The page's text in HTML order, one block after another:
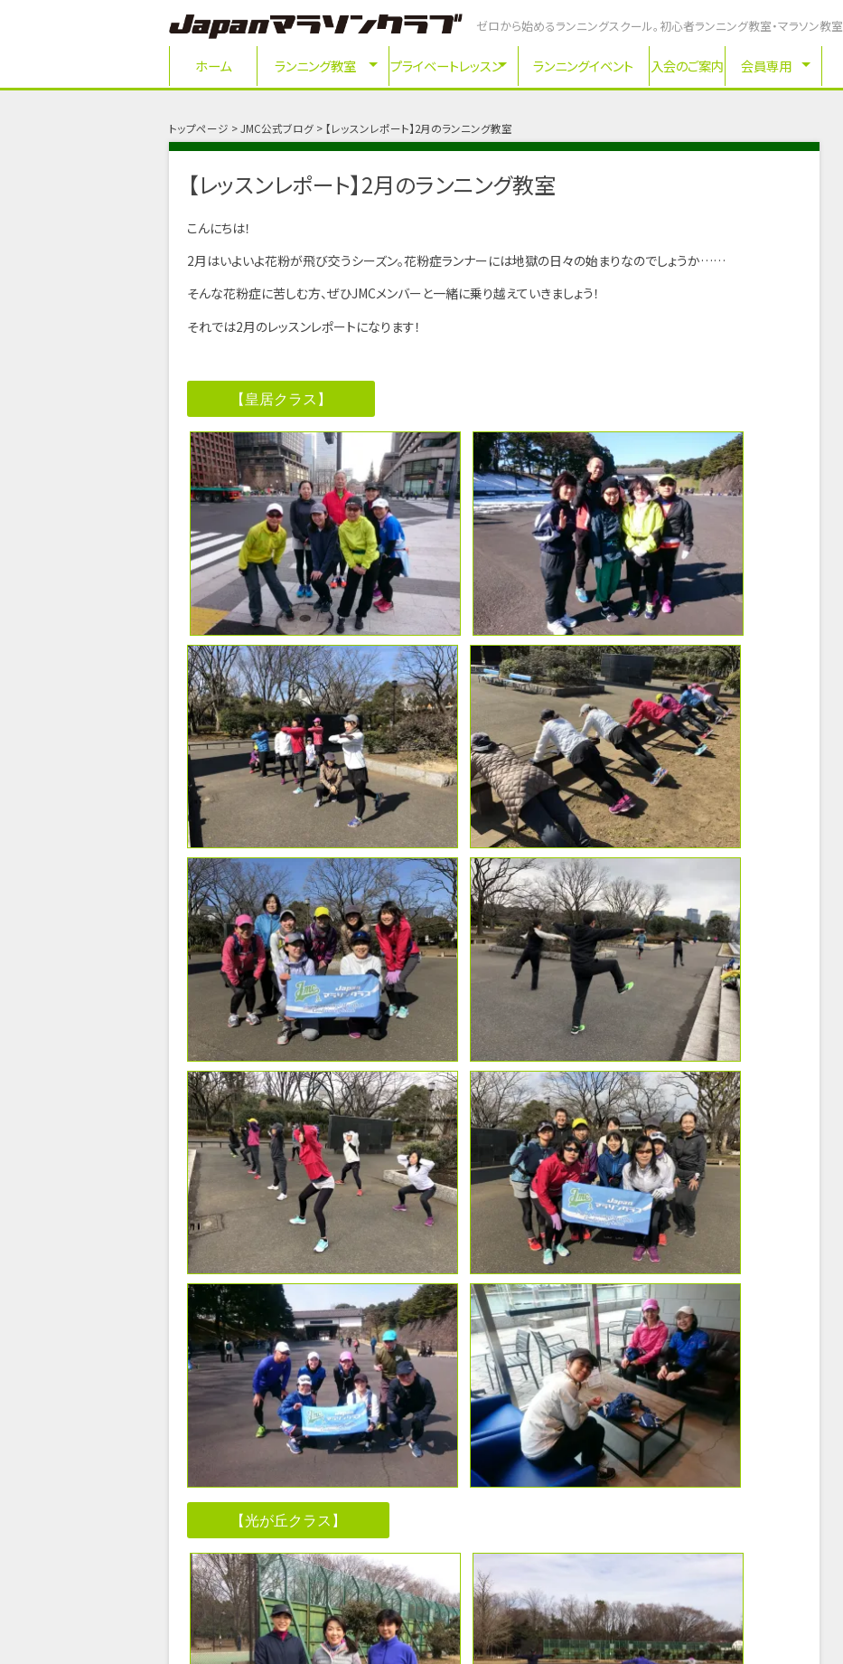
ゼロから始めるランニングスクール。初心者ランニング教室・マラソン教室
ホーム ランニング教室 プライベートレッスン ランニングイベント 入会のご案内 会員専用
トップページ JMC公式ブログ 【レッスンレポート】2月のランニング教室
【レッスンレポート】2月のランニング教室
こんにちは！
2月はいよいよ花粉が飛び交うシーズン。花粉症ランナーには地獄の日々の始まりなのでしょうか……
そんな花粉症に苦しむ方、ぜひJMCメンバーと一緒に乗り越えていきましょう！
それでは2月のレッスンレポートになります！
【皇居クラス】
【光が丘クラス】